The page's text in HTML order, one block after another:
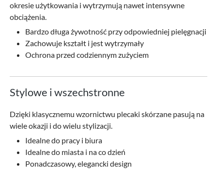
okresie użytkowania i wytrzymują nawet intensywne
obciążenia.
Bardzo długa żywotność przy odpowiedniej pielęgnacji
Zachowuje kształt i jest wytrzymały
Ochrona przed codziennym zużyciem
Stylowe i wszechstronne
Dzięki klasycznemu wzornictwu plecaki skórzane pasują na
wiele okazji i do wielu stylizacji.
Idealne do pracy i biura
Idealne do miasta i na co dzień
Ponadczasowy, elegancki design